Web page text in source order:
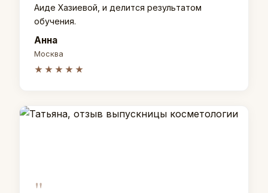
Аиде Хазиевой, и делится результатом
обучения.
Анна
Москва
★★★★★